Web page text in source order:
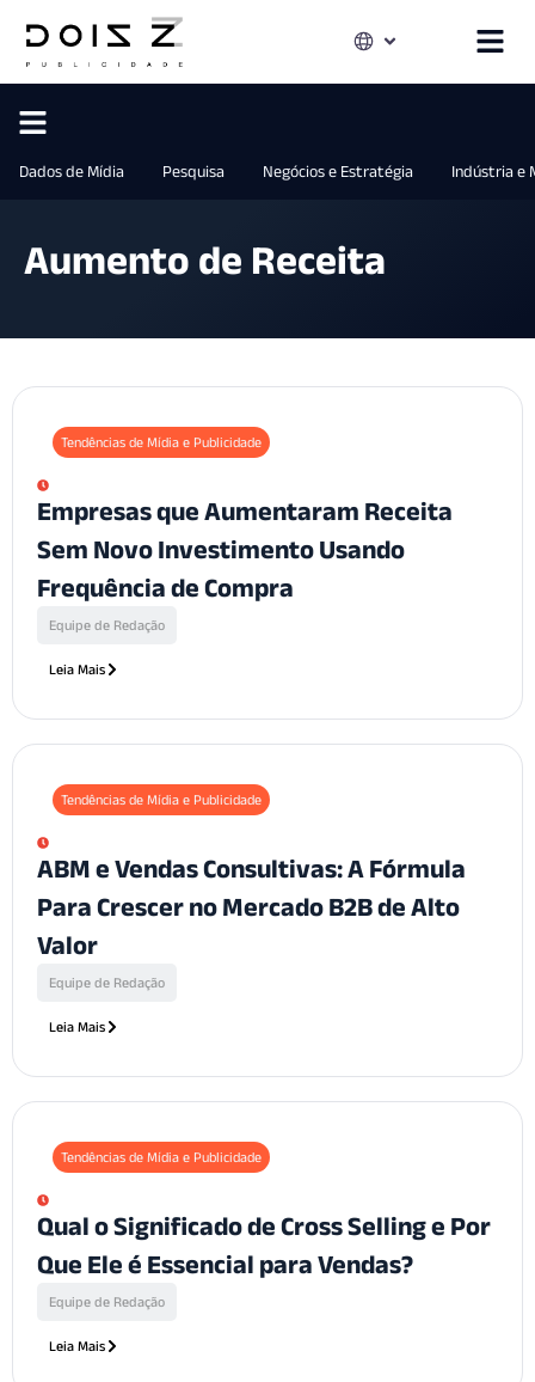
Dados de Mídia Pesquisa Negócios e Estratégia Indústria e
Aumento de Receita
Tendências de Mídia e Publicidade
Empresas que Aumentaram Receita
Sem Novo Investimento Usando
Frequência de Compra
Equipe de Redação
Leia Mais
Tendências de Mídia e Publicidade
ABM e Vendas Consultivas: A Fórmula
Para Crescer no Mercado B2B de Alto
Valor
Equipe de Redação
Leia Mais
Tendências de Mídia e Publicidade
Qual o Significado de Cross Selling e Por
Que Ele é Essencial para Vendas?
Equipe de Redação
Leia Mais